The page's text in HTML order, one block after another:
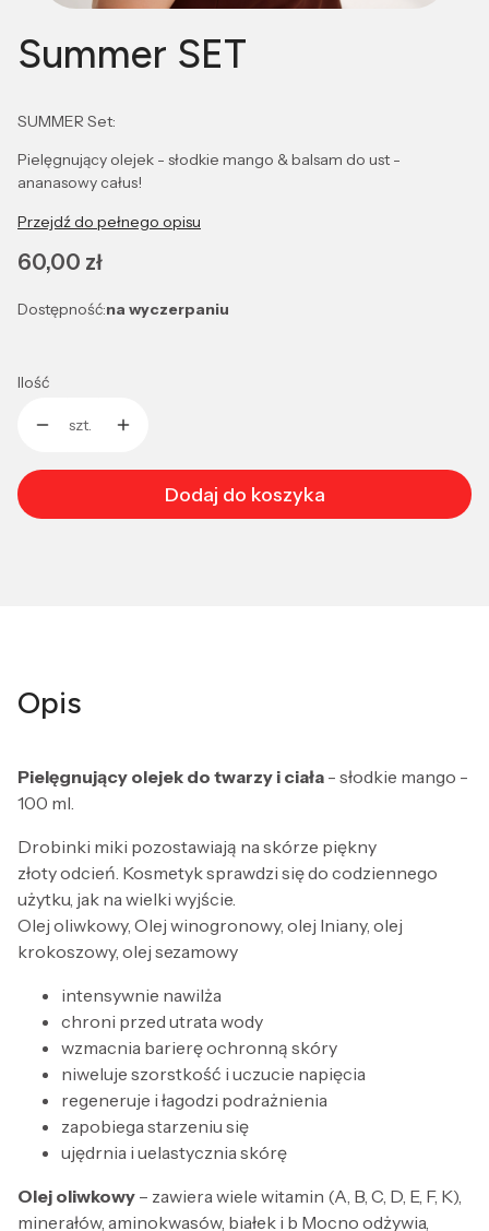
Summer SET
SUMMER Set:
Pielęgnujący olejek - słodkie mango & balsam do ust -
ananasowy całus!
Przejdź do pełnego opisu
Cena
60,00 zł
Dostępność:na wyczerpaniu
Ilość
szt.
Dodaj do koszyka
Opis
Pielęgnujący olejek do twarzy i ciała - słodkie mango -
100 ml.
Drobinki miki pozostawiają na skórze piękny
złoty odcień. Kosmetyk sprawdzi się do codziennego
użytku, jak na wielki wyjście.
Olej oliwkowy, Olej winogronowy, olej lniany, olej
krokoszowy, olej sezamowy
intensywnie nawilża
chroni przed utrata wody
wzmacnia barierę ochronną skóry
niweluje szorstkość i uczucie napięcia
regeneruje i łagodzi podrażnienia
zapobiega starzeniu się
ujędrnia i uelastycznia skórę
Olej oliwkowy – zawiera wiele witamin (A, B, C, D, E, F, K),
minerałów, aminokwasów, białek i b Mocno odżywia,